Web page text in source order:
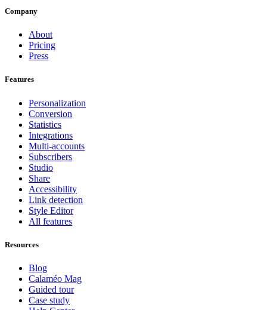
Company
About
Pricing
Press
Features
Personalization
Conversion
Statistics
Integrations
Multi-accounts
Subscribers
Studio
Share
Accessibility
Link detection
Style Editor
All features
Resources
Blog
Calaméo Mag
Guided tour
Case study